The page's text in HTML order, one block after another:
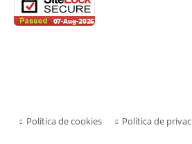
Política de cookies Política de